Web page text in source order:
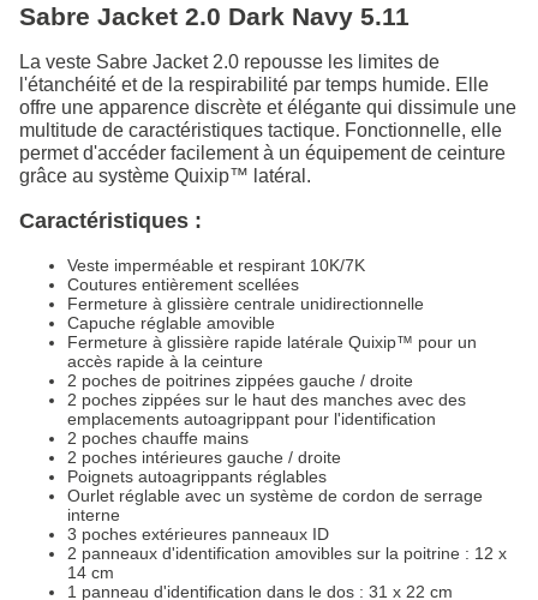
Sabre Jacket 2.0 Dark Navy 5.11
La veste Sabre Jacket 2.0 repousse les limites de
l'étanchéité et de la respirabilité par temps humide. Elle
offre une apparence discrète et élégante qui dissimule une
multitude de caractéristiques tactique. Fonctionnelle, elle
permet d'accéder facilement à un équipement de ceinture
grâce au système Quixip™ latéral.
Caractéristiques :
Veste imperméable et respirant 10K/7K
Coutures entièrement scellées
Fermeture à glissière centrale unidirectionnelle
Capuche réglable amovible
Fermeture à glissière rapide latérale Quixip™ pour un
accès rapide à la ceinture
2 poches de poitrines zippées gauche / droite
2 poches zippées sur le haut des manches avec des
emplacements autoagrippant pour l'identification
2 poches chauffe mains
2 poches intérieures gauche / droite
Poignets autoagrippants réglables
Ourlet réglable avec un système de cordon de serrage
interne
3 poches extérieures panneaux ID
2 panneaux d'identification amovibles sur la poitrine : 12 x
14 cm
1 panneau d'identification dans le dos : 31 x 22 cm